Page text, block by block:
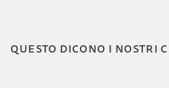
QUESTO DICONO I NOSTRI